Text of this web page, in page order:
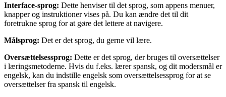
Interface-sprog: Dette henviser til det sprog, som appens menuer,
knapper og instruktioner vises på. Du kan ændre det til dit
foretrukne sprog for at gøre det lettere at navigere.
Målsprog: Det er det sprog, du gerne vil lære.
Oversættelsessprog: Dette er det sprog, der bruges til oversættelser
i læringsmetoderne. Hvis du f.eks. lærer spansk, og dit modersmål er
engelsk, kan du indstille engelsk som oversættelsessprog for at se
oversættelser fra spansk til engelsk.